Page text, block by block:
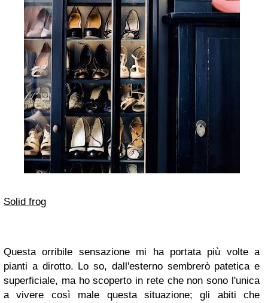
Solid frog
Questa orribile sensazione mi ha portata più volte a
pianti a dirotto. Lo so, dall'esterno sembrerò patetica e
superficiale, ma ho scoperto in rete che non sono l'unica
a vivere così male questa situazione; gli abiti che